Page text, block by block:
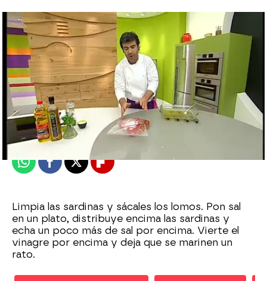
Nova
Publicado:28 de noviembre de 2011, 16:36
WhatsappFacebook
X Flipboard
Limpia las sardinas y sácales los lomos. Pon sal
en un plato, distribuye encima las sardinas y
echa un poco más de sal por encima. Vierte el
vinagre por encima y deja que se marinen un
rato.